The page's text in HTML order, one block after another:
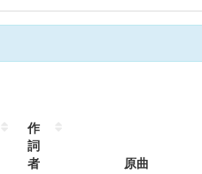
作
詞
者
原曲